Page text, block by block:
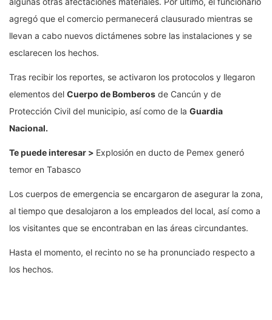
agregó que el comercio permanecerá clausurado mientras se
llevan a cabo nuevos dictámenes sobre las instalaciones y se
esclarecen los hechos.
Tras recibir los reportes, se activaron los protocolos y llegaron
elementos del Cuerpo de Bomberos de Cancún y de
Protección Civil del municipio, así como de la Guardia
Nacional.
Te puede interesar > Explosión en ducto de Pemex generó
temor en Tabasco
Los cuerpos de emergencia se encargaron de asegurar la zona,
al tiempo que desalojaron a los empleados del local, así como a
los visitantes que se encontraban en las áreas circundantes.
Hasta el momento, el recinto no se ha pronunciado respecto a
los hechos.